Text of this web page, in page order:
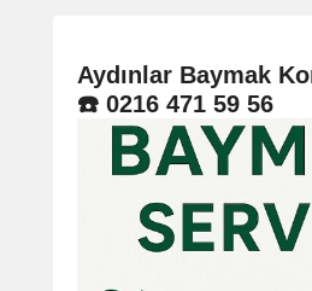
Aydınlar Baymak
☎️ 0216 471 59 56